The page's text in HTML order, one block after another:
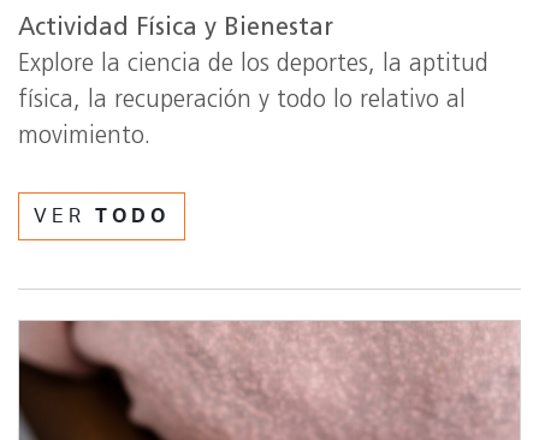
Actividad Física y Bienestar
Explore la ciencia de los deportes, la aptitud
física, la recuperación y todo lo relativo al
movimiento.
VER TODO